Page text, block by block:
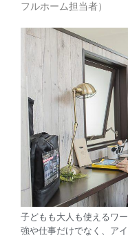
フルホーム担当者）
子どもも大人も使えるワ
強や仕事だけでなく、ア